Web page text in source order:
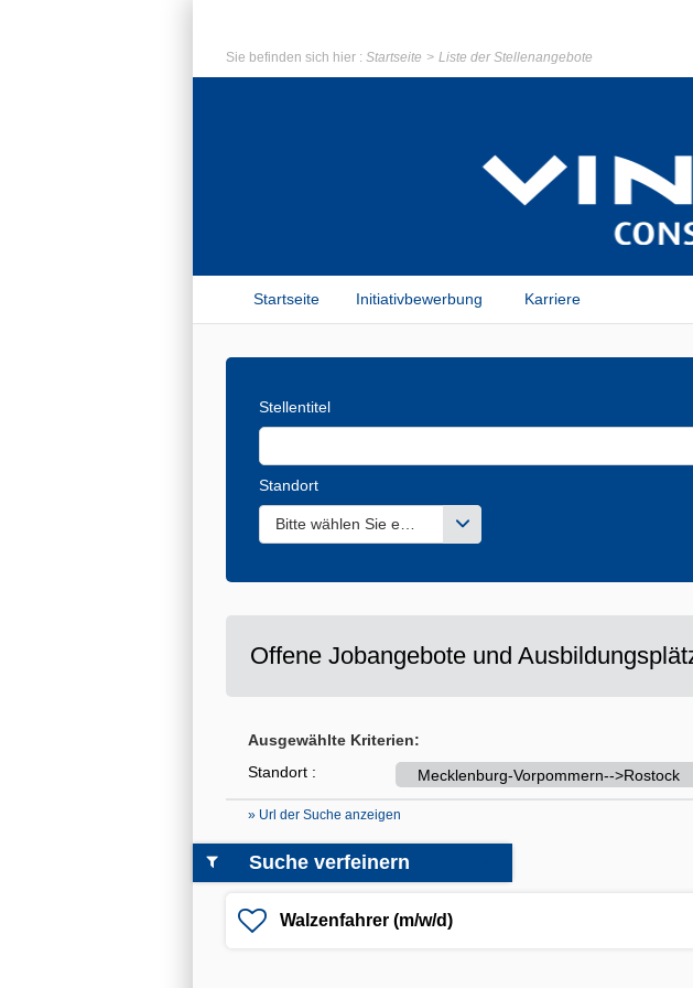
Sie befinden sich hier : Startseite Liste der Stellenangebote
Startseite Initiativbewerbung Karriere
Stellentitel
Standort
Bitte wählen Sie einen oder mehrere Werte aus
Offene Jobangebote und
Ausgewählte Kriterien:
Standort :
Mecklenburg-Vorpommern-->Rostock
» Url der Suche anzeigen
Walzenfahrer (m/w/d)
Suche verfeinern